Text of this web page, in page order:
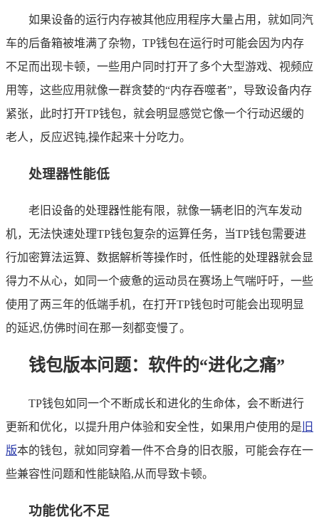
如果设备的运行内存被其他应用程序大量占用，就如同汽
车的后备箱被堆满了杂物，TP钱包在运行时可能会因为内存
不足而出现卡顿，一些用户同时打开了多个大型游戏、视频应
用等，这些应用就像一群贪婪的“内存吞噬者”，导致设备内存
紧张，此时打开TP钱包，就会明显感觉它像一个行动迟缓的
老人，反应迟钝,操作起来十分吃力。
处理器性能低
老旧设备的处理器性能有限，就像一辆老旧的汽车发动
机，无法快速处理TP钱包复杂的运算任务，当TP钱包需要进
行加密算法运算、数据解析等操作时，低性能的处理器就会显
得力不从心，如同一个疲惫的运动员在赛场上气喘吁吁，一些
使用了两三年的低端手机，在打开TP钱包时可能会出现明显
的延迟,仿佛时间在那一刻都变慢了。
钱包版本问题：软件的“进化之痛”
TP钱包如同一个不断成长和进化的生命体，会不断进行
更新和优化，以提升用户体验和安全性，如果用户使用的是 旧
版本的钱包，就如同穿着一件不合身的旧衣服，可能会存在一
些兼容性问题和性能缺陷,从而导致卡顿。
功能优化不足